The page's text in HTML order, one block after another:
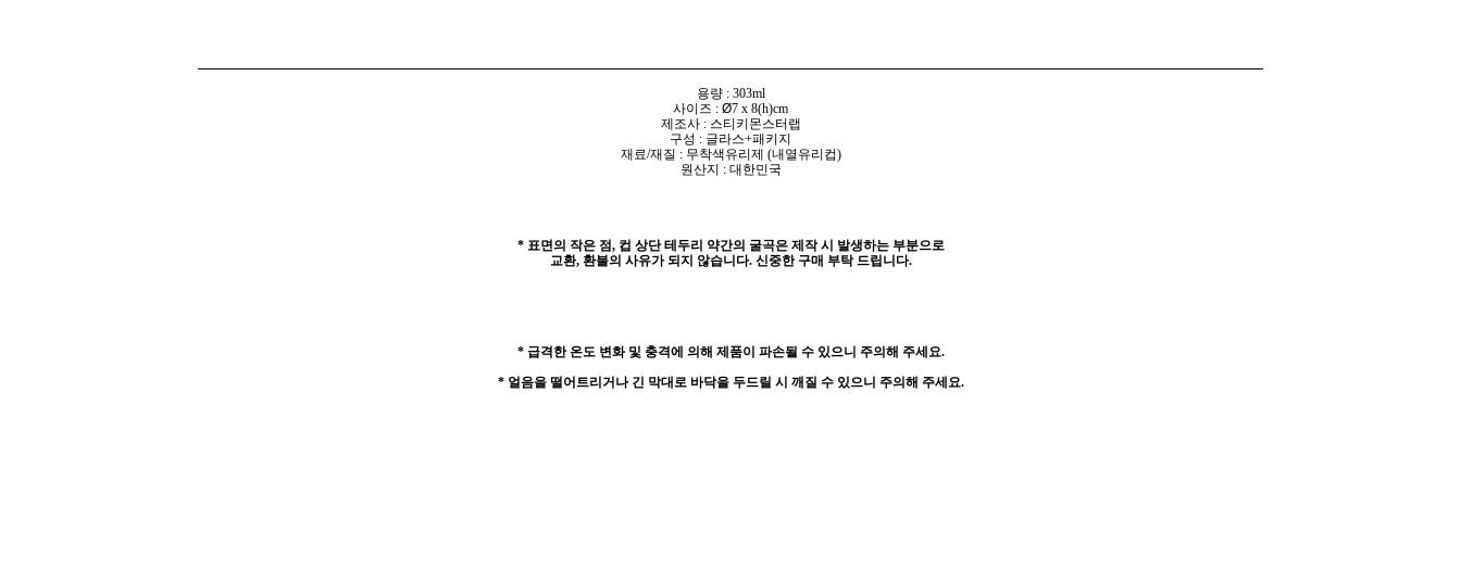
용량 : 303ml
사이즈 : Ø7 x 8(h)cm
제조사 : 스티키몬스터랩
구성 : 글라스+패키지
재료/재질 : 무착색유리제 (내열유리컵)
원산지 : 대한민국
* 표면의 작은 점, 컵 상단 테두리 약간의 굴곡은 제작 시 발생하는 부분으로
교환, 환불의 사유가 되지 않습니다. 신중한 구매 부탁 드립니다.
* 급격한 온도 변화 및 충격에 의해 제품이 파손될 수 있으니 주의해 주세요.
* 얼음을 떨어트리거나 긴 막대로 바닥을 두드릴 시 깨질 수 있으니 주의해 주세요.